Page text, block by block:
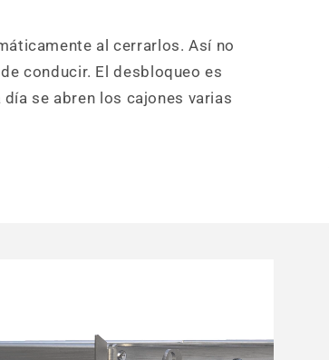
al cerrarlos. Así no
conducir. El desbloqueo es
se abren los cajones varias